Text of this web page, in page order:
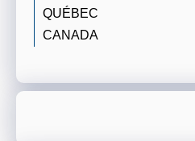
QUÉBEC
CANADA